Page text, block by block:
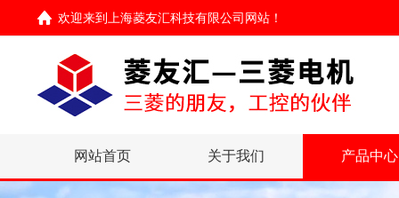
欢迎来到 上海菱友汇科技有限公司网站 ！
网站首页 关于我们 产品中心